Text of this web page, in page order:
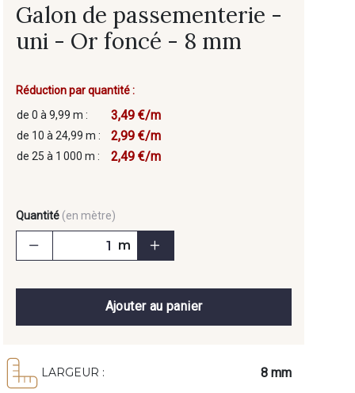
Galon de passementerie -
uni - Or foncé - 8 mm
Réduction par quantité :
de 0 à 9,99 m :
3,49 €/m
de 10 à 24,99 m : 2,99 €/m
de 25 à 1 000 m : 2,49 €/m
Quantité (en mètre)
m
Ajouter au panier
LARGEUR : 8 mm